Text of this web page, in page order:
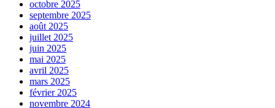
octobre 2025
septembre 2025
août 2025
juillet 2025
juin 2025
mai 2025
avril 2025
mars 2025
février 2025
novembre 2024